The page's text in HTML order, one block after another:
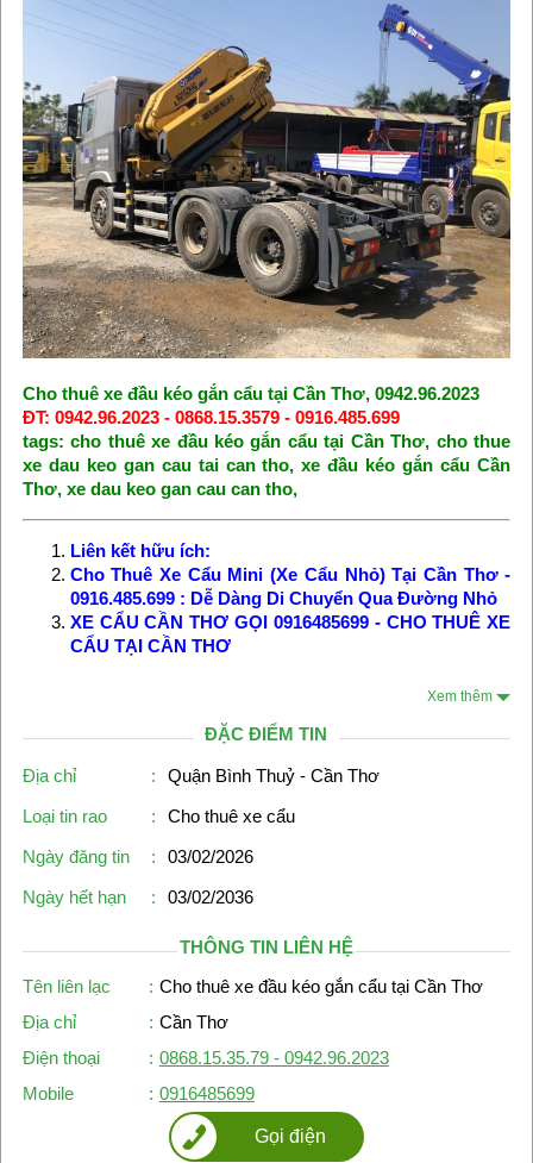
Cho thuê xe đầu kéo gắn cẩu tại Cần Thơ, 0942.96.2023
ĐT: 0942.96.2023 - 0868.15.3579 - 0916.485.699
tags: cho thuê xe đầu kéo gắn cẩu tại Cần Thơ, cho thue
xe dau keo gan cau tai can tho, xe đầu kéo gắn cẩu Cần
Thơ, xe dau keo gan cau can tho,
Liên kết hữu ích:
Cho Thuê Xe Cẩu Mini (Xe Cẩu Nhỏ) Tại Cần Thơ -
0916.485.699 : Dễ Dàng Di Chuyển Qua Đường Nhỏ
XE CẨU CẦN THƠ GỌI 0916485699 - CHO THUÊ XE
CẨU TẠI CẦN THƠ
Xem thêm
ĐẶC ĐIỂM TIN
Địa chỉ :
Quận Bình Thuỷ - Cần Thơ
Loại tin rao
:
Cho thuê xe cẩu
Ngày đăng tin
:
03/02/2026
Ngày hết hạn
: 03/02/2036
THÔNG TIN LIÊN HỆ
Tên liên lạc
: Cho thuê xe đầu kéo gắn cẩu tại Cần Thơ
Địa chỉ
: Cần Thơ
Điện thoại
: 0868.15.35.79 - 0942.96.2023
Mobile
: 0916485699
Gọi điện